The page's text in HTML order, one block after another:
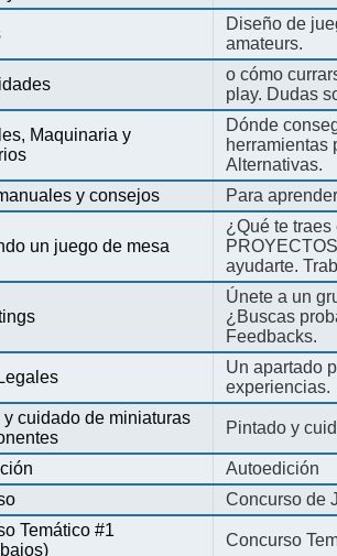
Diseño de
amateurs.
o cómo
play. Dudas
Maquinaria y
Dónde
herramientas
Alternativas.
y consejos
Para
un juego de mesa
¿Qué te
ayudarte.
Únete a un
¿Buscas
Feedbacks.
Un apartado
experiencias.
y cuidado de miniaturas
Pintado y
Autoedición
Concurso de
Temático #1
Concurso